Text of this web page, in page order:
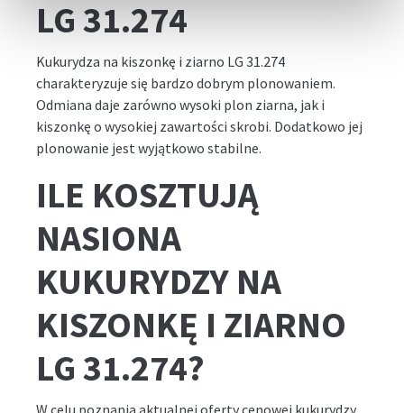
LG 31.274
Kukurydza na kiszonkę i ziarno LG 31.274
charakteryzuje się bardzo dobrym plonowaniem.
Odmiana daje zarówno wysoki plon ziarna, jak i
kiszonkę o wysokiej zawartości skrobi. Dodatkowo jej
plonowanie jest wyjątkowo stabilne.
ILE KOSZTUJĄ
NASIONA
KUKURYDZY NA
KISZONKĘ I ZIARNO
LG 31.274?